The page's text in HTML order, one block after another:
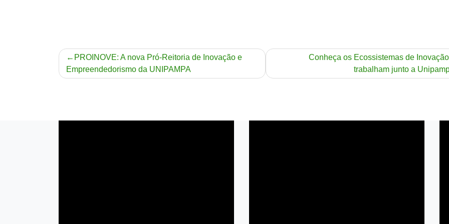
Navegação
de
PROINOVE: A nova Pró-Reitoria de Inovação e
Empreendedorismo da UNIPAMPA
Conheça os Ecossistemas de
trabalham junto a